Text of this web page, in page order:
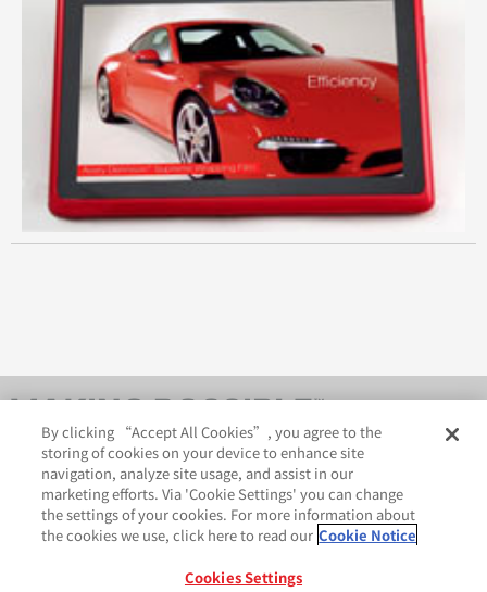
By clicking “Accept All Cookies”, you agree to the
storing of cookies on your device to enhance site
navigation, analyze site usage, and assist in our
marketing efforts. Via 'Cookie Settings' you can change
the settings of your cookies. For more information about
the cookies we use, click here to read our Cookie Notice
Cookies Settings